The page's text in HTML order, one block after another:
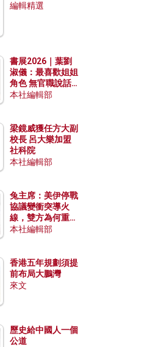
編輯精選
書展2026｜葉劉
淑儀：最喜歡姐姐
角色 無官職說話
包袱少
本社編輯部
梁鏡威獲任方大副
校長 呂大樂加盟
社科院
本社編輯部
兔主席：美伊停戰
協議變衝突導火
線，雙方為何重啟
戰爭？伊朗一早洞
本社編輯部
香港五年規劃須提
前布局大鵬灣
來文
歷史給中國人一個
公道